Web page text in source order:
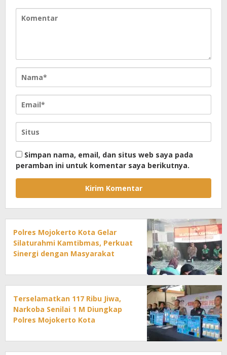
Simpan nama, email, dan situs web saya pada
peramban ini untuk komentar saya berikutnya.
Polres Mojokerto Kota Gelar
Silaturahmi Kamtibmas, Perkuat
Sinergi dengan Masyarakat
Terselamatkan 117 Ribu Jiwa,
Narkoba Senilai 1 M Diungkap
Polres Mojokerto Kota